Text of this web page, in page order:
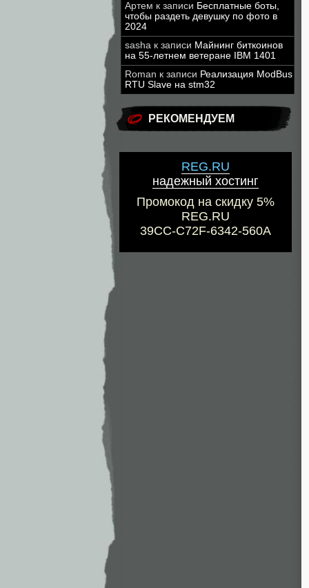
Артем к записи Бесплатные боты,
чтобы раздеть девушку по фото в
2024
sasha к записи Майнинг биткоинов
на 55-летнем ветеране IBM 1401
Roman к записи Реализация ModBus
RTU Slave на stm32
РЕКОМЕНДУЕМ
REG.RU
надежный хостинг
Промокод на скидку 5%
REG.RU
39CC-C72F-6342-560A